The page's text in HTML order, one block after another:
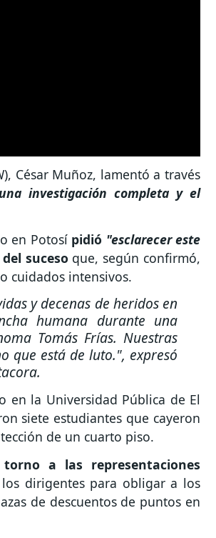
César Muñoz, lamentó a través
investigación completa y el
en Potosípidió "esclarecer este
suceso que, según confirmó,
cuidados intensivos.
y decenas de heridos en
humana durante una
Tomás Frías. Nuestras
que está de luto.", expresó
en la Universidad Pública de El
siete estudiantes que cayeron
de un cuarto piso.
a las representaciones
dirigentes para obligar a los
de descuentos de puntos en